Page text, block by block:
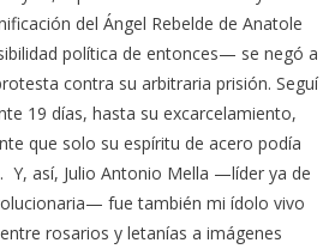
del Ángel Rebelde de Anatole
política de entonces— se negó a
contra su arbitraria prisión. Seguí
19 días, hasta su excarcelamiento,
que solo su espíritu de acero podía
así, Julio Antonio Mella —líder ya de
fue también mi ídolo vivo
rosarios y letanías a imágenes